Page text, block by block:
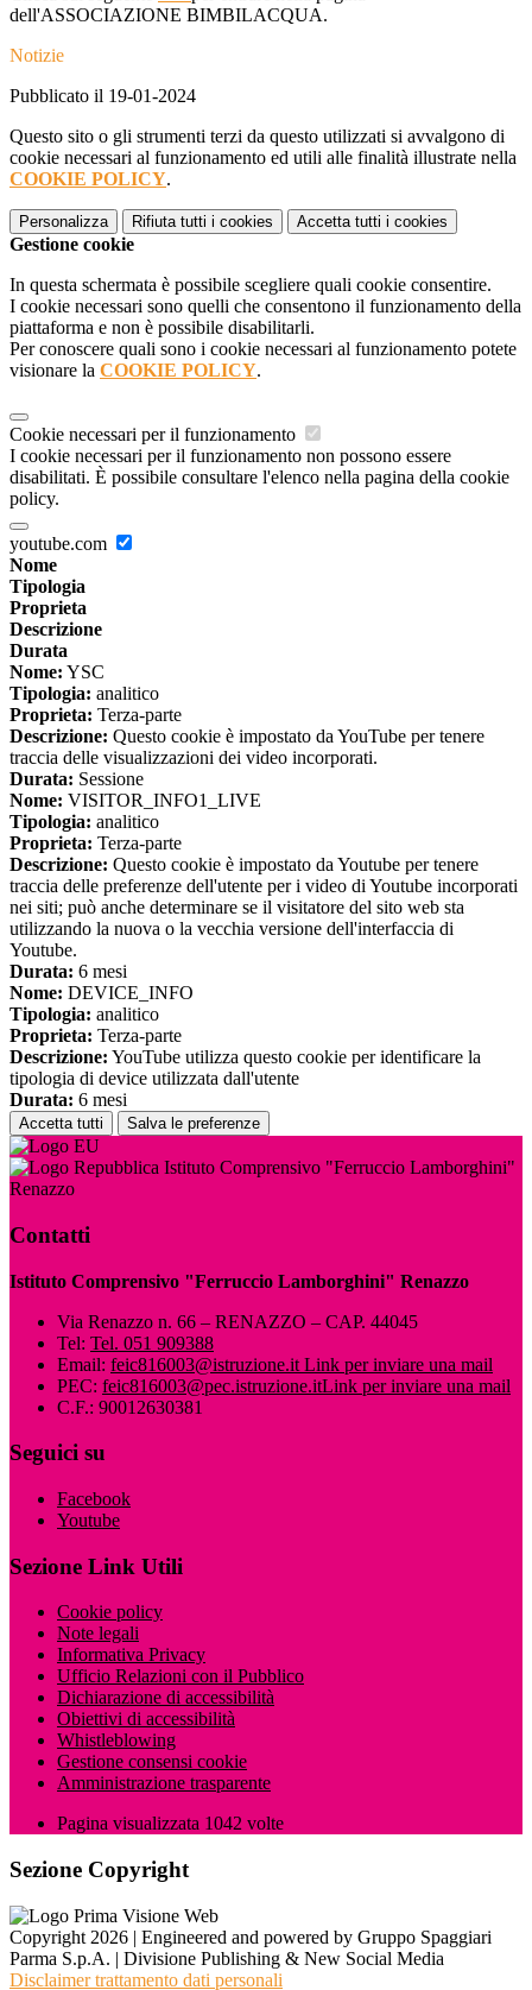
dell'ASSOCIAZIONE BIMBILACQUA.
Notizie
Pubblicato il 19-01-2024
Questo sito o gli strumenti terzi da questo utilizzati si avvalgono di
cookie necessari al funzionamento ed utili alle finalità illustrate nella
COOKIE POLICY.
Personalizza Rifiuta tutti i cookies Accetta tutti i cookies
Gestione cookie
In questa schermata è possibile scegliere quali cookie consentire.
I cookie necessari sono quelli che consentono il funzionamento della
piattaforma e non è possibile disabilitarli.
Per conoscere quali sono i cookie necessari al funzionamento potete
visionare la COOKIE POLICY.
Cookie necessari per il funzionamento
I cookie necessari per il funzionamento non possono essere
disabilitati. È possibile consultare l'elenco nella pagina della cookie
policy.
youtube.com
Nome
Tipologia
Proprieta
Descrizione
Durata
Nome: YSC
Tipologia: analitico
Proprieta: Terza-parte
Descrizione: Questo cookie è impostato da YouTube per tenere
traccia delle visualizzazioni dei video incorporati.
Durata: Sessione
Nome: VISITOR_INFO1_LIVE
Tipologia: analitico
Proprieta: Terza-parte
Descrizione: Questo cookie è impostato da Youtube per tenere
traccia delle preferenze dell'utente per i video di Youtube incorporati
nei siti; può anche determinare se il visitatore del sito web sta
utilizzando la nuova o la vecchia versione dell'interfaccia di
Youtube.
Durata: 6 mesi
Nome: DEVICE_INFO
Tipologia: analitico
Proprieta: Terza-parte
Descrizione: YouTube utilizza questo cookie per identificare la
tipologia di device utilizzata dall'utente
Durata: 6 mesi
Accetta tutti Salva le preferenze
Istituto Comprensivo "Ferruccio Lamborghini"
Renazzo
Contatti
Istituto Comprensivo "Ferruccio Lamborghini" Renazzo
Via Renazzo n. 66 – RENAZZO – CAP. 44045
Tel: Tel. 051 909388
Email: feic816003@istruzione.it Link per inviare una mail
PEC: feic816003@pec.istruzione.itLink per inviare una mail
C.F.: 90012630381
Seguici su
Facebook
Youtube
Sezione Link Utili
Cookie policy
Note legali
Informativa Privacy
Ufficio Relazioni con il Pubblico
Dichiarazione di accessibilità
Obiettivi di accessibilità
Whistleblowing
Gestione consensi cookie
Amministrazione trasparente
Pagina visualizzata 1042 volte
Sezione Copyright
Copyright 2026 | Engineered and powered by Gruppo Spaggiari
Parma S.p.A. | Divisione Publishing & New Social Media
Disclaimer trattamento dati personali